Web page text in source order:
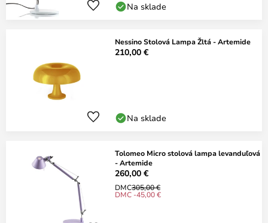
Na sklade
Nessino Stolová Lampa Žltá - Artemide
210,00 €
Na sklade
Tolomeo Micro stolová lampa levanduľová
- Artemide
260,00 €
DMC305,00 €
DMC -45,00 €